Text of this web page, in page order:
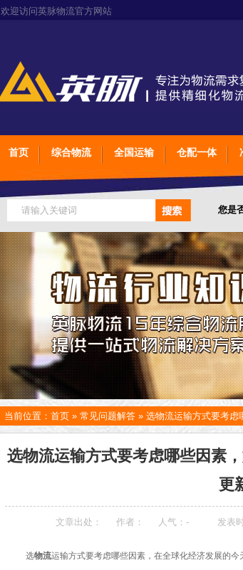
欢迎访问英脉物流官方网站
首页 综合物流 全国运输 仓配一体
您是
仓储
当前位置： 首页 » 常见问题解答 » 选物流运输方式要考虑
选物流运输方式要考虑哪些因素
更
文章出处： 作者： 人气： - 发表
选物流运输方式要考虑哪些因素，在全球化经济发展的